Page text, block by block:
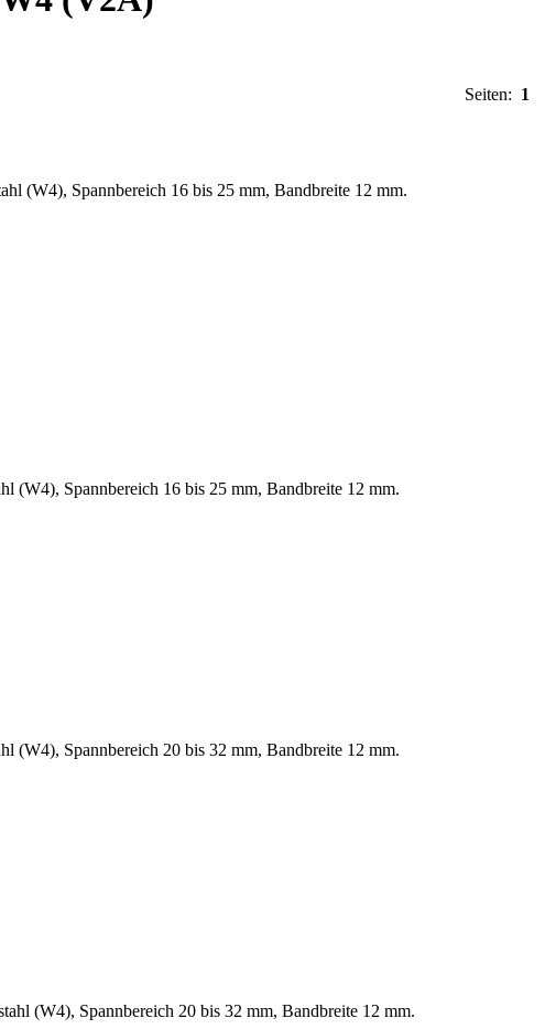
Seiten: 1
(W4), Spannbereich 16 bis 25 mm, Bandbreite 12 mm.
(W4), Spannbereich 16 bis 25 mm, Bandbreite 12 mm.
(W4), Spannbereich 20 bis 32 mm, Bandbreite 12 mm.
(W4), Spannbereich 20 bis 32 mm, Bandbreite 12 mm.